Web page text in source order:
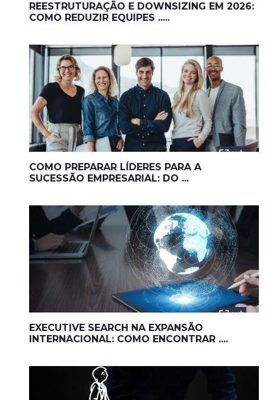
REESTRUTURAÇÃO E DOWNSIZING EM 2026:
COMO REDUZIR EQUIPES .....
COMO PREPARAR LÍDERES PARA A
SUCESSÃO EMPRESARIAL: DO ...
EXECUTIVE SEARCH NA EXPANSÃO
INTERNACIONAL: COMO ENCONTRAR ....